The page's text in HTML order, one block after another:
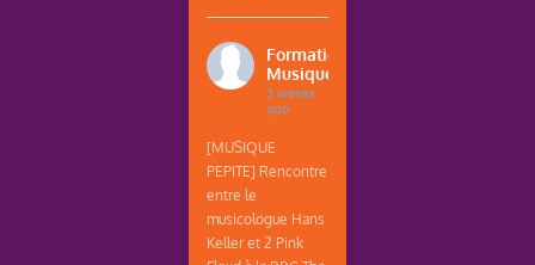
Formations
Musique
3 weeks
ago
[MUSIQUE
PEPITE] Rencontre
entre le
musicologue Hans
Keller et 2 Pink